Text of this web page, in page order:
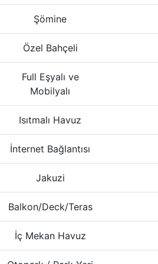
Şömine
Özel Bahçeli
Full Eşyalı ve
Mobilyalı
Isıtmalı Havuz
İnternet Bağlantısı
Jakuzi
Balkon/Deck/Teras
İç Mekan Havuz